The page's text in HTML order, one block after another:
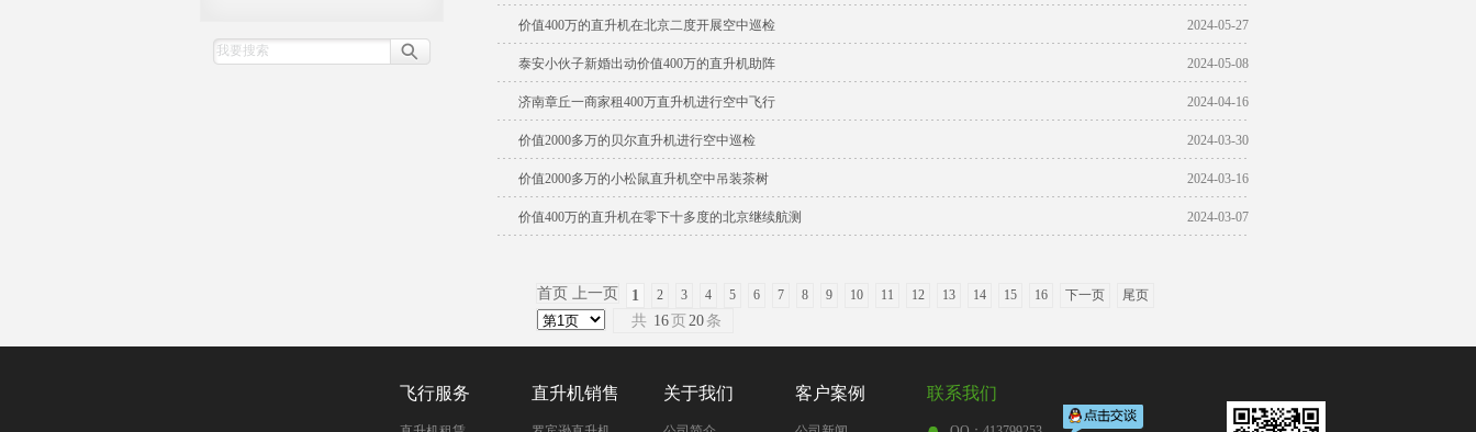
2024-05-27
价值400万的直升机在北京二度开展空中巡检
2024-05-08
泰安小伙子新婚出动价值400万的直升机助阵
2024-04-16
济南章丘一商家租400万直升机进行空中飞行
2024-03-30
价值2000多万的贝尔直升机进行空中巡检
2024-03-16
价值2000多万的小松鼠直升机空中吊装茶树
2024-03-07
价值400万的直升机在零下十多度的北京继续航测
首页 上一页 1 2 3 4 5 6 7 8 9 10 11 12 13 14 15 16 下一页 尾页
共 16 页 20 条
飞行服务 直升机销售 关于我们 客户案例 联系我们